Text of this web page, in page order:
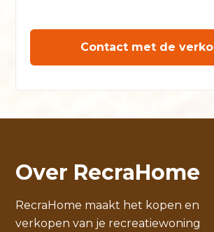
Contact met de
Over RecraHome
RecraHome maakt het kopen en
verkopen van je recreatiewoning